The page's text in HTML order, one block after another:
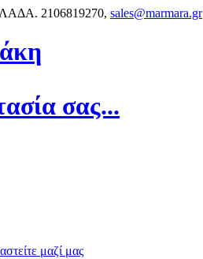
2106819270, sales@marmara.gr
σας...
μαζί μας